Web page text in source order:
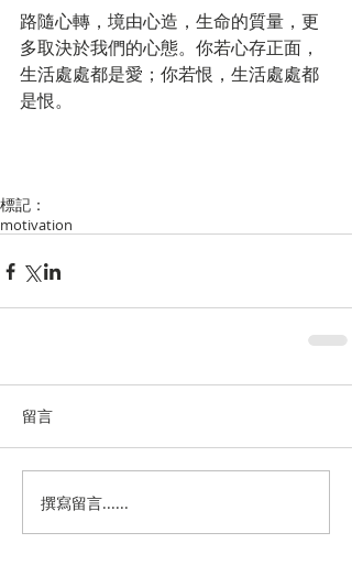
路隨心轉，境由心造，生命的質量，更
多取決於我們的心態。你若心存正面，
生活處處都是愛；你若恨，生活處處都
是恨。
標記：
motivation
留言
撰寫留言......